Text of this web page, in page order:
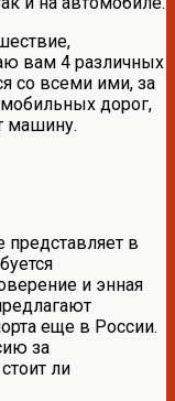
вам 4 различных
со всеми ими, за
дорог,
машину.
представляет в
и энная
еще в России.
за
ли